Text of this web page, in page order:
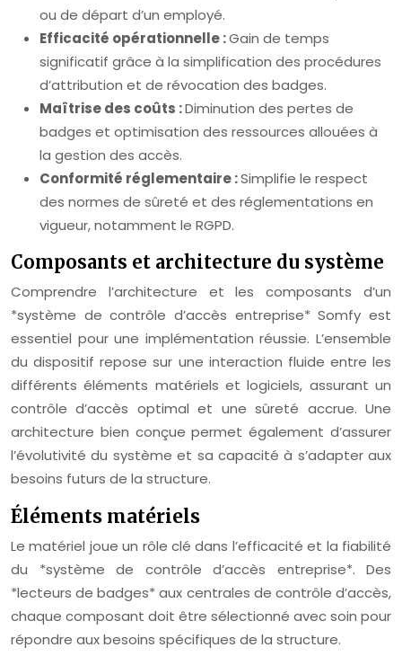
ou de départ d’un employé.
Efficacité opérationnelle :Gain de temps
significatif grâce à la simplification des procédures
d’attribution et de révocation des badges.
Maîtrise des coûts :Diminution des pertes de
badges et optimisation des ressources allouées à
la gestion des accès.
Conformité réglementaire :Simplifie le respect
des normes de sûreté et des réglementations en
vigueur, notamment le RGPD.
Composants et architecture du système
Comprendre l’architecture et les composants d’un
*système de contrôle d’accès entreprise* Somfy est
essentiel pour une implémentation réussie. L’ensemble
du dispositif repose sur une interaction fluide entre les
différents éléments matériels et logiciels, assurant un
contrôle d’accès optimal et une sûreté accrue. Une
architecture bien conçue permet également d’assurer
l’évolutivité du système et sa capacité à s’adapter aux
besoins futurs de la structure.
Éléments matériels
Le matériel joue un rôle clé dans l’efficacité et la fiabilité
du *système de contrôle d’accès entreprise*. Des
*lecteurs de badges* aux centrales de contrôle d’accès,
chaque composant doit être sélectionné avec soin pour
répondre aux besoins spécifiques de la structure.